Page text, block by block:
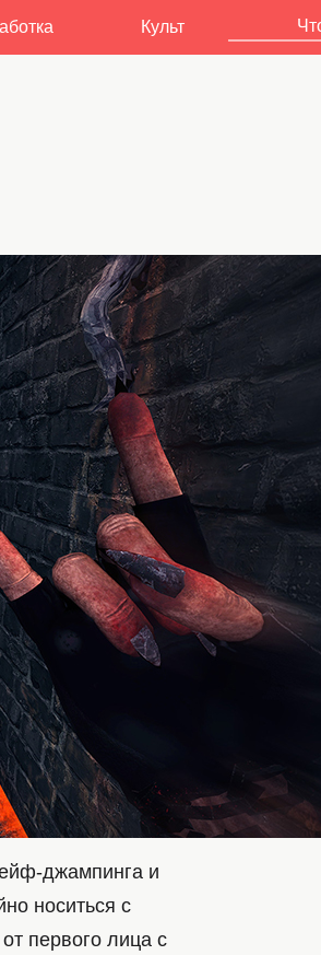
Культ
джампинга и
носиться с
первого лица с